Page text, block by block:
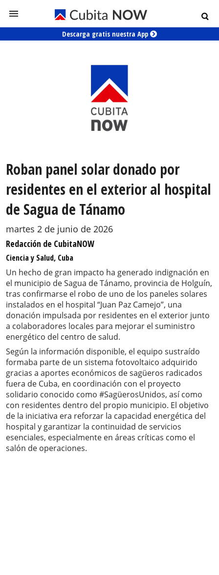
Descarga gratis nuestra App
Roban panel solar donado por
residentes en el exterior al hospital
de Sagua de Tánamo
martes 2 de junio de 2026
Redacción de CubitaNOW
Ciencia y Salud, Cuba
Un hecho de gran impacto ha generado indignación en
el municipio de Sagua de Tánamo, provincia de Holguín,
tras confirmarse el robo de uno de los paneles solares
instalados en el hospital “Juan Paz Camejo”, una
donación impulsada por residentes en el exterior junto
a colaboradores locales para mejorar el suministro
energético del centro de salud.
Según la información disponible, el equipo sustraído
formaba parte de un sistema fotovoltaico adquirido
gracias a aportes económicos de sagüeros radicados
fuera de Cuba, en coordinación con el proyecto
solidario conocido como #SagüerosUnidos, así como
con residentes dentro del propio municipio. El objetivo
de la iniciativa era reforzar la capacidad energética del
hospital y garantizar la continuidad de servicios
esenciales, especialmente en áreas críticas como el
salón de operaciones.